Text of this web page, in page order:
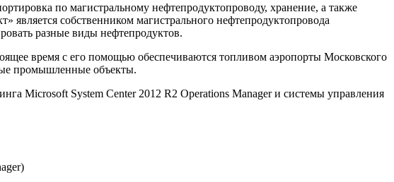
по магистральному нефтепродуктопроводу, хранение, а также
собственником магистрального нефтепродуктопровода
разные виды нефтепродуктов.
время с его помощью обеспечиваются топливом аэропорты Московского
промышленные объекты.
Microsoft System Center 2012 R2 Operations Manager и системы управления